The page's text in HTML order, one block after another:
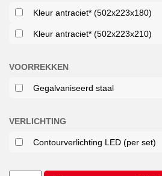
Kleur antraciet* (502x223x180)
Kleur antraciet* (502x223x210)
VOORREKKEN
Gegalvaniseerd staal
VERLICHTING
Contourverlichting LED (per set)